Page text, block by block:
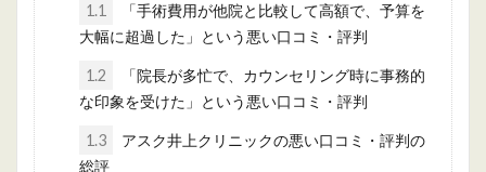
1.1
「手術費用が他院と比較して高額で、予算を
大幅に超過した」という悪い口コミ・評判
1.2
「院長が多忙で、カウンセリング時に事務的
な印象を受けた」という悪い口コミ・評判
1.3
アスク井上クリニックの悪い口コミ・評判の
総評